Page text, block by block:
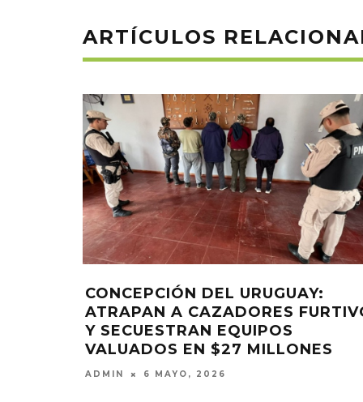
ARTÍCULOS
CONCEPCIÓN DEL URUGUAY:
ATRAPAN A CAZADORES
Y SECUESTRAN EQUIPOS
VALUADOS EN $27 MILLONES
ADMIN 6 MAYO, 2026